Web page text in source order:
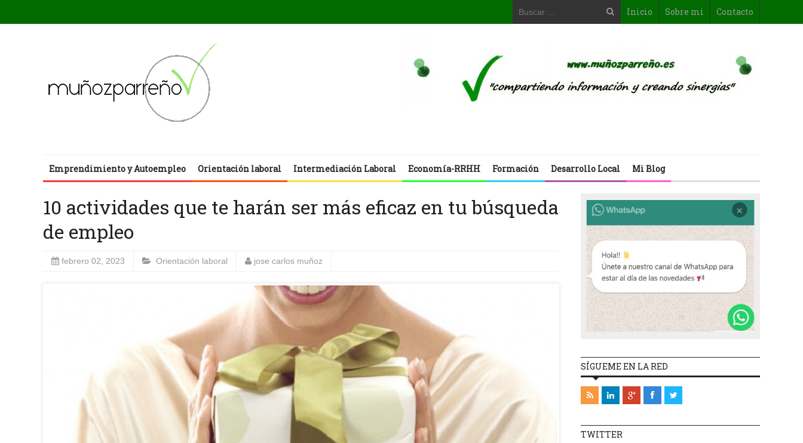
Inicio Sobre mi Contacto
Emprendimiento y Autoempleo Orientación laboral Intermediación Laboral Economía-RRHH Formación Desarrollo Local Mi Blog
10 actividades que te harán ser más eficaz en tu búsqueda
de empleo
febrero 02, 2023 Orientación laboral jose carlos muñoz
SÍGUEME EN LA RED
TWITTER